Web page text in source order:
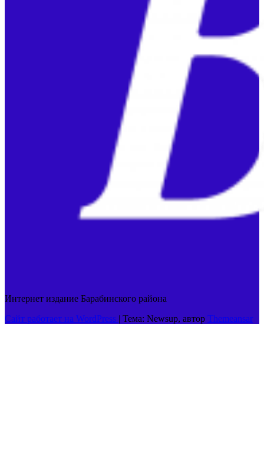
Интернет издание Барабинского района
Сайт работает на WordPress | Тема: Newsup, автор Themeansar